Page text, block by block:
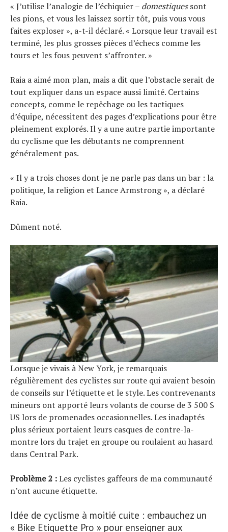
« J’utilise l’analogie de l’échiquier – domestiquessont
les pions, et vous les laissez sortir tôt, puis vous vous
faites exploser », a-t-il déclaré. « Lorsque leur travail est
terminé, les plus grosses pièces d’échecs comme les
tours et les fous peuvent s’affronter. »
Raia a aimé mon plan, mais a dit que l’obstacle serait de
tout expliquer dans un espace aussi limité. Certains
concepts, comme le repêchage ou les tactiques
d’équipe, nécessitent des pages d’explications pour être
pleinement explorés. Il y a une autre partie importante
du cyclisme que les débutants ne comprennent
généralement pas.
« Il y a trois choses dont je ne parle pas dans un bar : la
politique, la religion et Lance Armstrong », a déclaré
Raia.
Dûment noté.
Lorsque je vivais à New York, je remarquais
régulièrement des cyclistes sur route qui avaient besoin
de conseils sur l’étiquette et le style. Les contrevenants
mineurs ont apporté leurs volants de course de 3 500 $
US lors de promenades occasionnelles. Les inadaptés
plus sérieux portaient leurs casques de contre-la-
montre lors du trajet en groupe ou roulaient au hasard
dans Central Park.
Problème 2 :Les cyclistes gaffeurs de ma communauté
n’ont aucune étiquette.
Idée de cyclisme à moitié cuite : embauchez un
« Bike Etiquette Pro » pour enseigner aux